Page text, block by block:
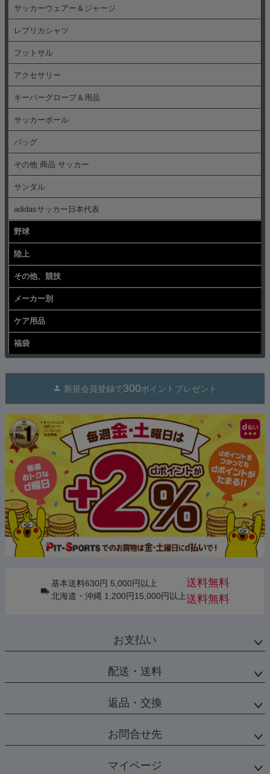
サッカーウェアー＆ジャージ
レプリカシャツ
フットサル
アクセサリー
キーパーグローブ＆用品
サッカーボール
バッグ
その他 商品 サッカー
サンダル
adidasサッカー日本代表
野球
陸上
その他、競技
メーカー別
ケア用品
福袋
新規会員登録で300ポイントプレゼント
基本送料630円 5,000円以上
北海道・沖縄 1,200円15,000円以上
送料無料
送料無料
お支払い
配送・送料
返品・交換
お問合せ先
マイページ